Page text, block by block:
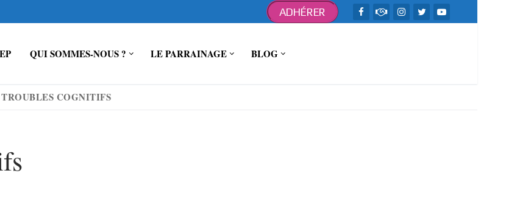
ADHÉRER
QUI SOMMES-NOUS ? LE PARRAINAGE BLOG
COGNITIFS